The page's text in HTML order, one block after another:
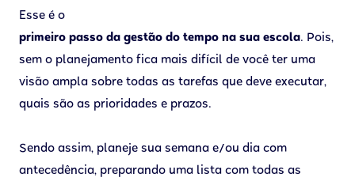
Esse é o
primeiro passo da gestão do tempo na sua escola. Pois,
sem o planejamento fica mais difícil de você ter uma
visão ampla sobre todas as tarefas que deve executar,
quais são as prioridades e prazos.
Sendo assim, planeje sua semana e/ou dia com
antecedência, preparando uma lista com todas as